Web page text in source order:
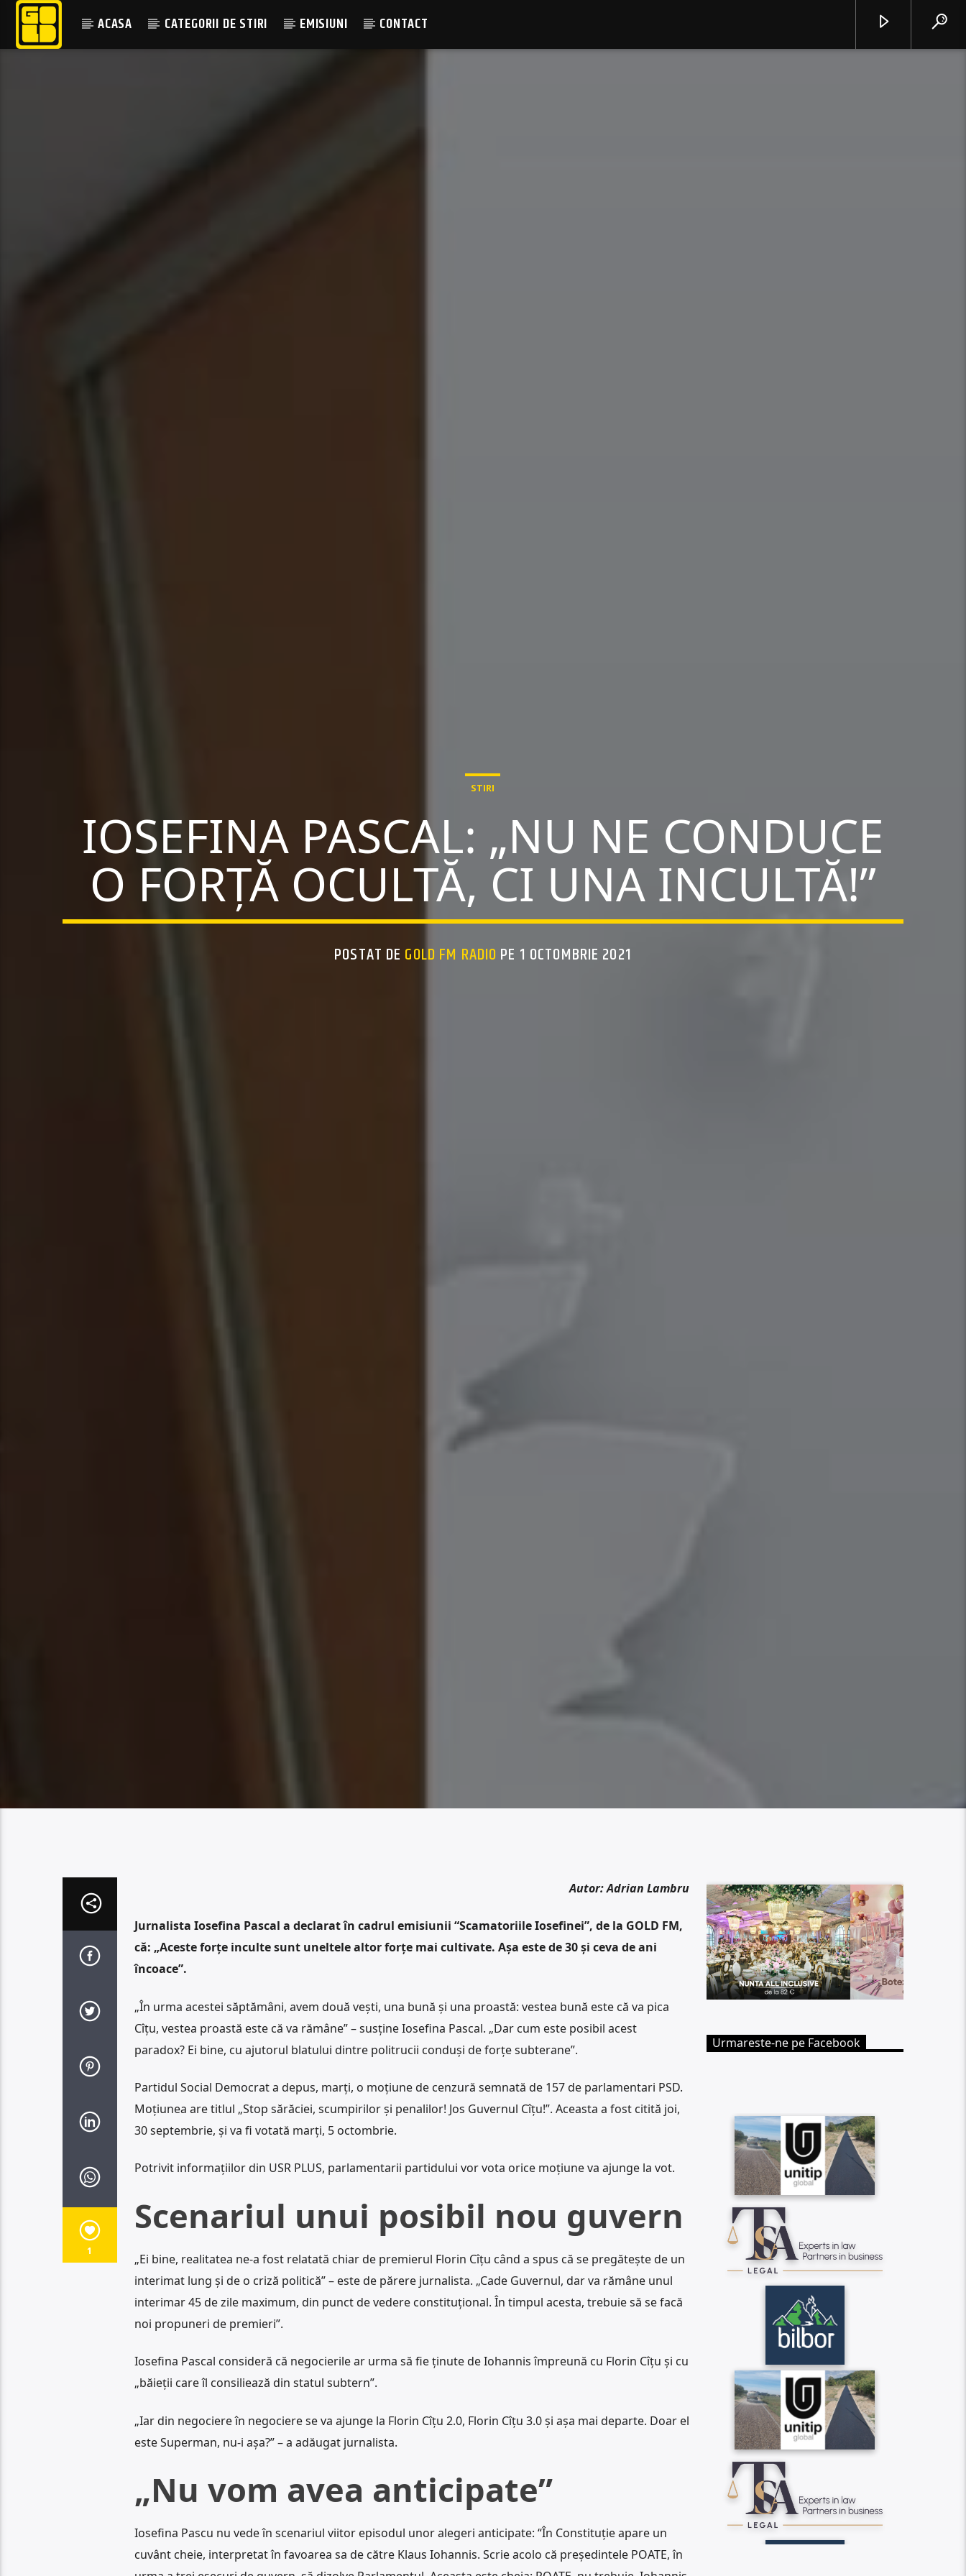
ACASA CATEGORII DE STIRI EMISIUNI CONTACT
STIRI
IOSEFINA PASCAL: „NU NE CONDUCE
O FORȚĂ OCULTĂ, CI UNA INCULTĂ!”
POSTAT DE GOLD FM RADIO PE 1 OCTOMBRIE 2021
1
Autor: Adrian Lambru
Jurnalista Iosefina Pascal a declarat în cadrul emisiunii “Scamatoriile Iosefinei”, de la GOLD FM,
că: „Aceste forțe inculte sunt uneltele altor forțe mai cultivate. Așa este de 30 și ceva de ani
încoace”.
„În urma acestei săptămâni, avem două vești, una bună și una proastă: vestea bună este că va pica
Cîțu, vestea proastă este că va rămâne” – susține Iosefina Pascal. „Dar cum este posibil acest
paradox? Ei bine, cu ajutorul blatului dintre politrucii conduși de forțe subterane”.
Partidul Social Democrat a depus, marți, o moțiune de cenzură semnată de 157 de parlamentari PSD.
Moțiunea are titlul „Stop sărăciei, scumpirilor și penalilor! Jos Guvernul Cîțu!”. Aceasta a fost citită joi,
30 septembrie, și va fi votată marți, 5 octombrie.
Potrivit informațiilor din USR PLUS, parlamentarii partidului vor vota orice moțiune va ajunge la vot.
Scenariul unui posibil nou guvern
„Ei bine, realitatea ne-a fost relatată chiar de premierul Florin Cîțu când a spus că se pregătește de un
interimat lung și de o criză politică” – este de părere jurnalista. „Cade Guvernul, dar va rămâne unul
interimar 45 de zile maximum, din punct de vedere constituțional. În timpul acesta, trebuie să se facă
noi propuneri de premieri”.
Iosefina Pascal consideră că negocierile ar urma să fie ținute de Iohannis împreună cu Florin Cîțu și cu
„băieții care îl consiliează din statul subtern”.
„Iar din negociere în negociere se va ajunge la Florin Cîțu 2.0, Florin Cîțu 3.0 și așa mai departe. Doar el
este Superman, nu-i așa?” – a adăugat jurnalista.
„Nu vom avea anticipate”
Iosefina Pascu nu vede în scenariul viitor episodul unor alegeri anticipate: “În Constituție apare un
cuvânt cheie, interpretat în favoarea sa de către Klaus Iohannis. Scrie acolo că președintele POATE, în
Urmareste-ne pe Facebook